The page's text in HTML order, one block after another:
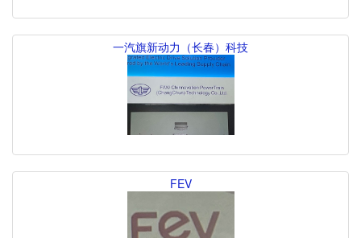
一汽旗新动力（长春）科技
FEV